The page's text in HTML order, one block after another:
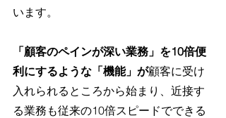
います。
「顧客のペインが深い業務」を10倍便
利にするような「機能」が顧客に受け
入れられるところから始まり、近接す
る業務も従来の10倍スピードでできる